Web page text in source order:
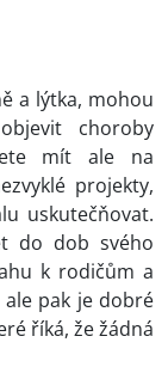
a lýtka, mohou
choroby
mít ale na
projekty,
uskutečňovat.
do dob svého
k rodičům a
ale pak je dobré
říká, že žádná